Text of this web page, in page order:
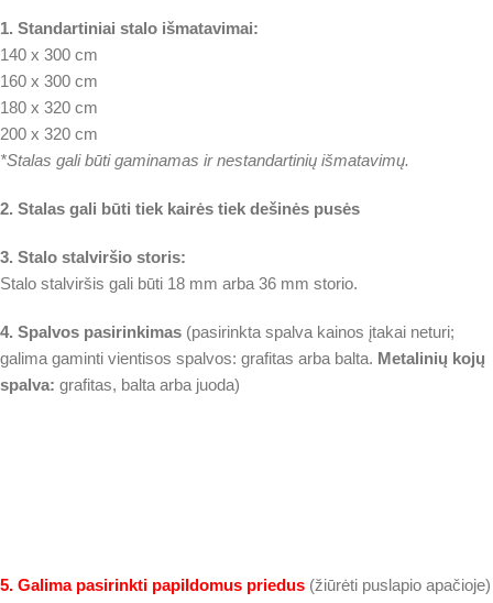
1. Standartiniai stalo išmatavimai:
140 x 300 cm
160 x 300 cm
180 x 320 cm
200 x 320 cm
*Stalas gali būti gaminamas ir nestandartinių išmatavimų.
2. Stalas gali būti tiek kairės tiek dešinės pusės
3. Stalo stalviršio storis:
Stalo stalviršis gali būti 18 mm arba 36 mm storio.
4. Spalvos pasirinkimas (pasirinkta spalva kainos įtakai neturi;
galima gaminti vientisos spalvos: grafitas arba balta. Metalinių kojų
spalva: grafitas, balta arba juoda)
5. Galima pasirinkti papildomus priedus (žiūrėti puslapio apačioje)